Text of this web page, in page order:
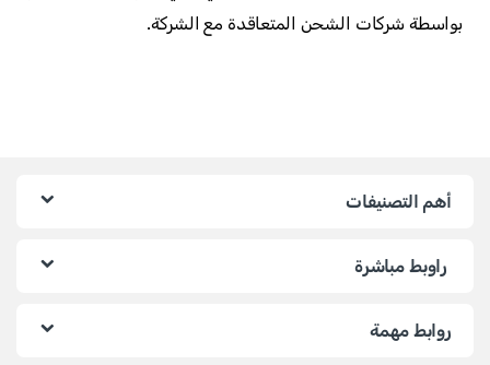
بواسطة شركات الشحن المتعاقدة مع الشركة.
أهم التصنيفات
راوبط مباشرة
روابط مهمة